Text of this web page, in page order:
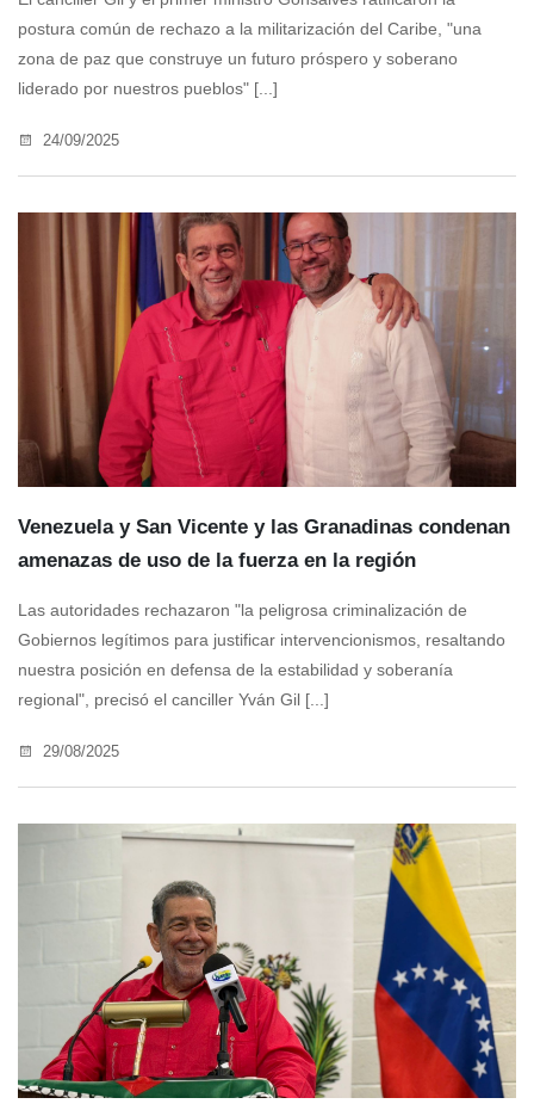
postura común de rechazo a la militarización del Caribe, "una
zona de paz que construye un futuro próspero y soberano
liderado por nuestros pueblos" [...]
24/09/2025
Venezuela y San Vicente y las Granadinas condenan
amenazas de uso de la fuerza en la región
Las autoridades rechazaron "la peligrosa criminalización de
Gobiernos legítimos para justificar intervencionismos, resaltando
nuestra posición en defensa de la estabilidad y soberanía
regional", precisó el canciller Yván Gil [...]
29/08/2025